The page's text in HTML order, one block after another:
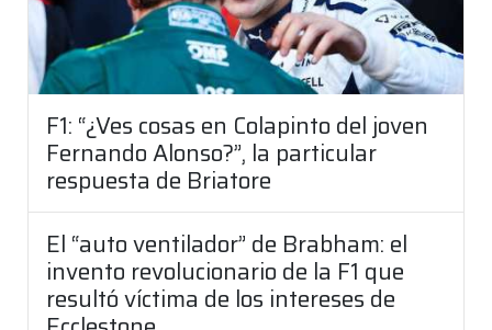
F1: “¿Ves cosas en Colapinto del joven
Fernando Alonso?”, la particular
respuesta de Briatore
El “auto ventilador” de Brabham: el
invento revolucionario de la F1 que
resultó víctima de los intereses de